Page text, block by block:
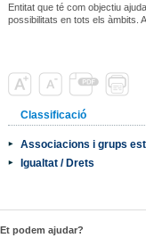
Entitat que té com objectiu
possibilitats en tots els àmbits.
Classificació
Associacions i grups
Igualtat / Drets
Et podem ajudar?